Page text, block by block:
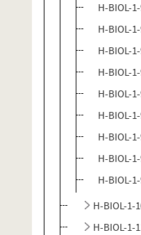
H-BIOL-
H-BIOL-
H-BIOL-
H-BIOL-
H-BIOL-
H-BIOL-
H-BIOL-
H-BIOL-
H-BIOL-
H-BIOL-1-
H-BIOL-1-